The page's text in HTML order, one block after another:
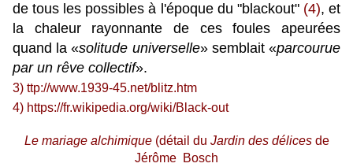
de tous les possibles à l'époque du "blackout" (4), et
la chaleur rayonnante de ces foules apeurées
quand la «solitude universelle» semblait «parcourue
par un rêve collectif».
3) ttp://www.1939-45.net/blitz.htm
4) https://fr.wikipedia.org/wiki/Black-out
Le mariage alchimique(détail du Jardin des délicesde
Jérôme Bosch